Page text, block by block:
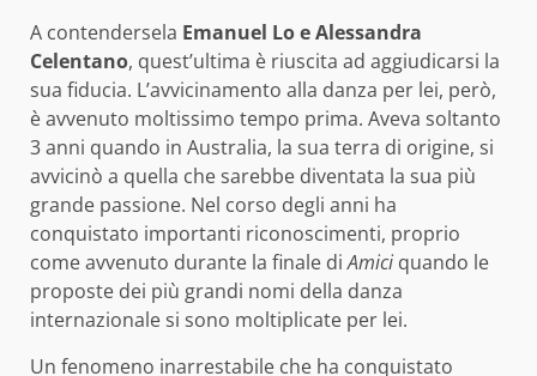
A contendersela Emanuel Lo e Alessandra
Celentano, quest’ultima è riuscita ad aggiudicarsi la
sua fiducia. L’avvicinamento alla danza per lei, però,
è avvenuto moltissimo tempo prima. Aveva soltanto
3 anni quando in Australia, la sua terra di origine, si
avvicinò a quella che sarebbe diventata la sua più
grande passione. Nel corso degli anni ha
conquistato importanti riconoscimenti, proprio
come avvenuto durante la finale diAmici quando le
proposte dei più grandi nomi della danza
internazionale si sono moltiplicate per lei.
Un fenomeno inarrestabile che ha conquistato